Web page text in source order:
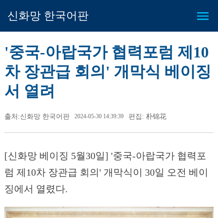
신화망 한국어판
'중국-아랍국가 협력포럼 제10
차 장관급 회의' 개막식 베이징
서 열려
출처:신화망 한국어판 2024-05-30 14:39:39 편집: 朴锦花
[신화망 베이징 5월30일] '중국-아랍국가 협력포
럼 제10차 장관급 회의' 개막식이 30일 오전 베이
징에서 열렸다.